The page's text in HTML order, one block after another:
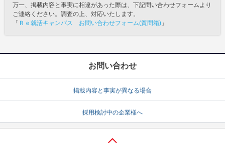
万一、掲載内容と事実に相違があった際は、下記問い合わせフォームより
ご連絡ください。調査の上、対応いたします。
「 Ｒｅ就活キャンパス お問い合わせフォーム(質問箱) 」
お問い合わせ
掲載内容と事実が異なる場合
採用検討中の企業様へ